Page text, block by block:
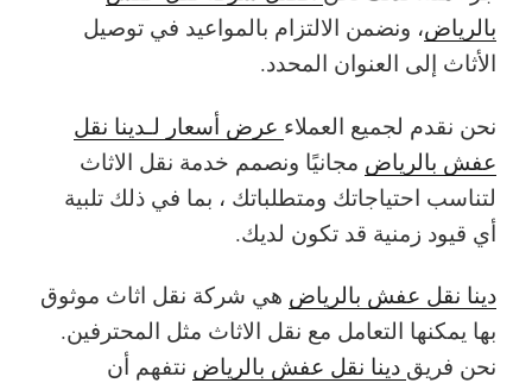
بالرياض، ونضمن الالتزام بالمواعيد في توصيل
الأثاث إلى العنوان المحدد.
نحن نقدم لجميع العملاء عرض أسعار لـدينا نقل
عفش بالرياض مجانيًا ونصمم خدمة نقل الاثاث
لتناسب احتياجاتك ومتطلباتك ، بما في ذلك تلبية
أي قيود زمنية قد تكون لديك.
دينا نقل عفش بالرياض هي شركة نقل اثاث موثوق
بها يمكنها التعامل مع نقل الاثاث مثل المحترفين.
نحن فريق دينا نقل عفش بالرياض نتفهم أن